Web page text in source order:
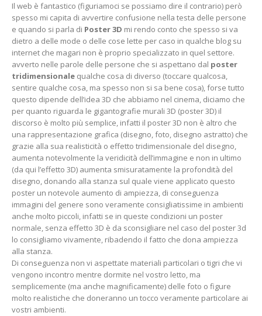
Il web è fantastico (figuriamoci se possiamo dire il contrario) però
spesso mi capita di avvertire confusione nella testa delle persone
e quando si parla di Poster 3D mi rendo conto che spesso si va
dietro a delle mode o delle cose lette per caso in qualche blog su
internet che magari non è proprio specializzato in quel settore.
avverto nelle parole delle persone che si aspettano dal poster
tridimensionale qualche cosa di diverso (toccare qualcosa,
sentire qualche cosa, ma spesso non si sa bene cosa), forse tutto
questo dipende dell’idea 3D che abbiamo nel cinema, diciamo che
per quanto riguarda le gigantografie murali 3D (poster 3D) il
discorso è molto più semplice, infatti il poster 3D non è altro che
una rappresentazione grafica (disegno, foto, disegno astratto) che
grazie alla sua realisticità o effetto tridimensionale del disegno,
aumenta notevolmente la veridicità dell’immagine e non in ultimo
(da qui l’effetto 3D) aumenta smisuratamente la profondità del
disegno, donando alla stanza sul quale viene applicato questo
poster un notevole aumento di ampiezza, di conseguenza
immagini del genere sono veramente consigliatissime in ambienti
anche molto piccoli, infatti se in queste condizioni un poster
normale, senza effetto 3D è da sconsigliare nel caso del poster 3d
lo consigliamo vivamente, ribadendo il fatto che dona ampiezza
alla stanza.
Di conseguenza non vi aspettate materiali particolari o tigri che vi
vengono incontro mentre dormite nel vostro letto, ma
semplicemente (ma anche magnificamente) delle foto o figure
molto realistiche che doneranno un tocco veramente particolare ai
vostri ambienti.